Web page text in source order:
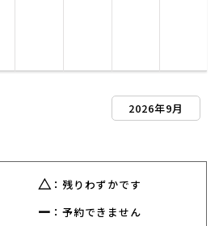
2026年9月
△ ：残りわずかです
ー ：予約できません